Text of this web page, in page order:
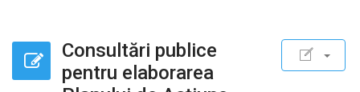
Consultări publice
pentru elaborarea